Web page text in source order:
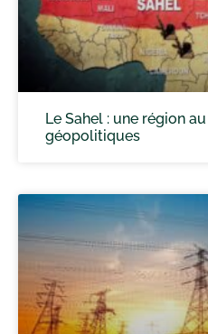
Le Sahel : une région
géopolitiques